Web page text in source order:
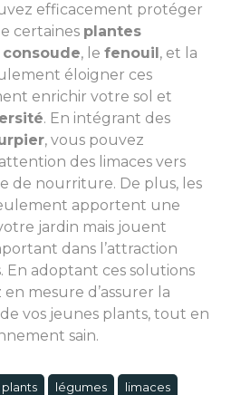
efficacement protéger
certaines plantes
consoude, le fenouil, et la
éloigner ces
enrichir votre sol et
. En intégrant des
, vous pouvez
des limaces vers
de nourriture. De plus, les
apportent une
jardin mais jouent
dans l’attraction
En adoptant ces solutions
mesure d’assurer la
vos jeunes plants, tout en
sain.
légumes
limaces